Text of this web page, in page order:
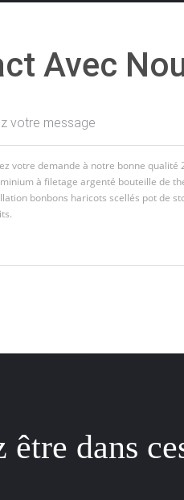
Avec
votre message
dans